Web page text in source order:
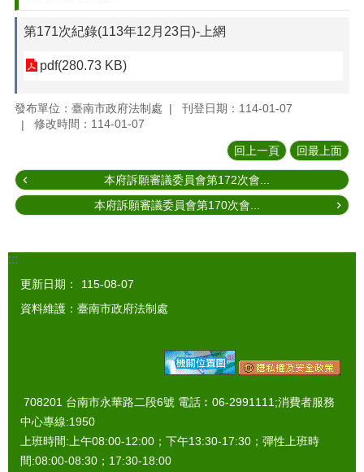
第171次紀錄(113年12月23日)-上網
pdf(280.73 KB)
發布單位：臺南市政府法制處
刊登日期：114-01-07
修改時間：114-01-07
回上一頁 回最上面
本府訴願審議委員會第172次會...
本府訴願審議委員會第170次會...
:::
更新日期：
115-08-07
資料維護：臺南市政府法制處
708201 台南市永華路二段6號 電話︰06-2991111;消費者服務
中心專線:1950
上班時間:上午08:00-12:00；下午13:30-17:30；彈性上班時
間:08:00-08:30；17:30-18:00